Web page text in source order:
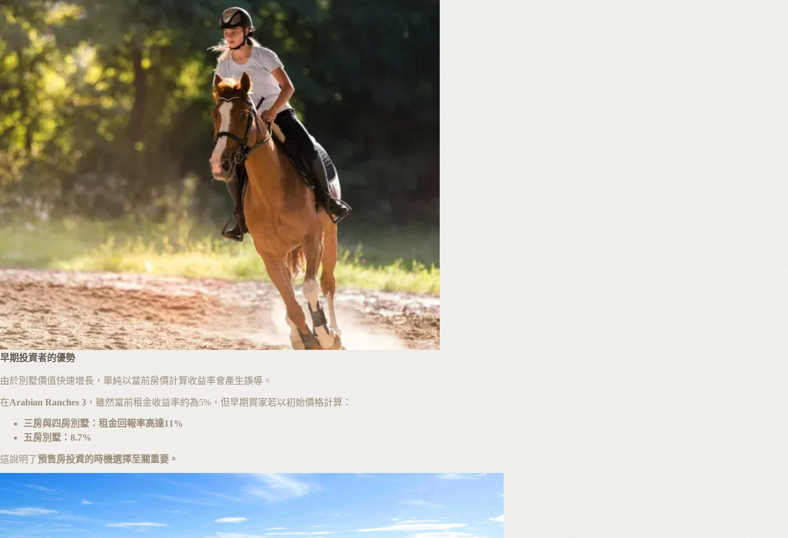
早期投資者的優勢
由於別墅價值快速增長，單純以當前房價計算收益率會產生誤導。
在Arabian Ranches 3 ，雖然當前租金收益率約為5%，但早期買家若以初始價格計算：
三房與四房別墅：租金回報率高達11%
五房別墅：8.7%
這說明了預售房投資的時機選擇至關重要。